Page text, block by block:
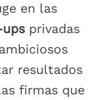
en las
privadas
resultados
firmas que